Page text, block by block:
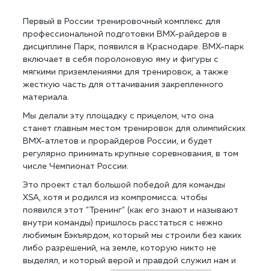
Первый в России тренировочный комплекс для
профессиональной подготовки BMX-райдеров в
дисциплине Парк, появился в Краснодаре. BMX-парк
включает в себя поролоновую яму и фигуры с
мягкими приземлениями для тренировок, а также
жесткую часть для оттачивания закрепленного
материала.
Мы делали эту площадку с прицелом, что она
станет главным местом тренировок для олимпийских
BMX-атлетов и прорайдеров России, и будет
регулярно принимать крупные соревнования, в том
числе Чемпионат России.
Это проект стал большой победой для команды
XSA, хотя и родился из компромисса: чтобы
появился этот "Тренинг" (как его знают и называют
внутри команды) пришлось расстаться с нежно
любимым Бэкъярдом, который мы строили без каких
либо разрешений, на земле, которую никто не
выделял, и который верой и правдой служил нам и